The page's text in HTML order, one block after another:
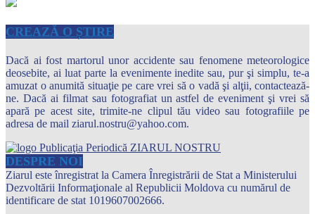
CREAZĂ O ȘTIRE
Dacă ai fost martorul unor accidente sau fenomene meteorologice
deosebite, ai luat parte la evenimente inedite sau, pur şi simplu, te-a
amuzat o anumită situaţie pe care vrei să o vadă şi alţii, contactează-
ne. Dacă ai filmat sau fotografiat un astfel de eveniment şi vrei să
apară pe acest site, trimite-ne clipul tău video sau fotografiile pe
adresa de mail ziarul.nostru@yahoo.com.
DESPRE NOI
Ziarul este înregistrat la Camera Înregistrării de Stat a Ministerului
Dezvoltării Informaţionale al Republicii Moldova cu numărul de
identificare de stat 1019607002666.